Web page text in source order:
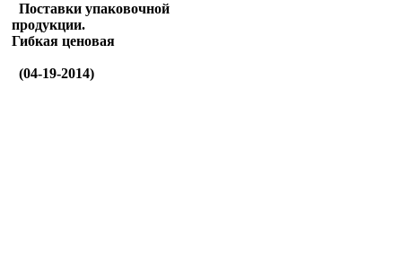
Поставки упаковочной
продукции.
Гибкая ценовая
(04-19-2014)